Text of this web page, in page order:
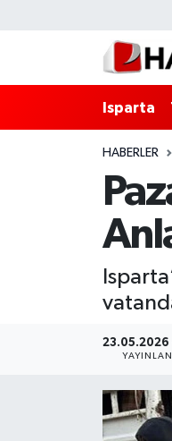
Isparta
HABERLER
23.05.2026
Isparta Hakkında
Esnaf Diyor ki;
BİLİM VE
EĞİTİM
HABERDE İNSAN
Isparta Nöbetçi
Isparta Hava
Isparta Trafik
Süper Lig Puan
Tüm Manşetler
Son Dakika
Haber Arşivi